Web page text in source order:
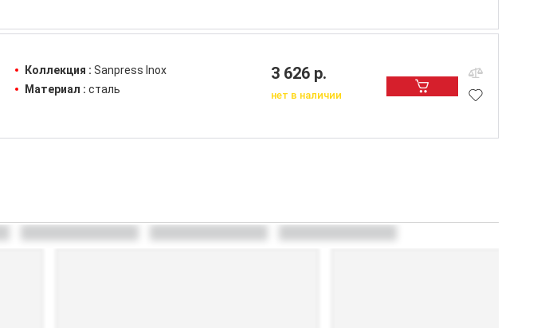
Коллекция : Sanpress Inox
Материал : сталь
3 626 р.
нет в наличии